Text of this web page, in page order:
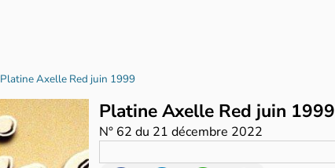
Platine Axelle Red juin 1999
Platine Axelle Red juin 1999
N° 62 du 21 décembre 2022